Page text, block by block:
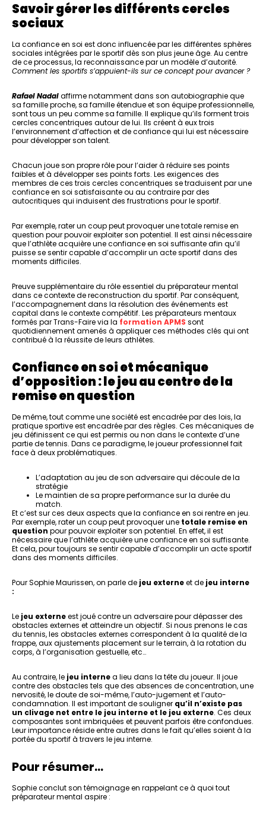
Savoir gérer les différents cercles
sociaux
La confiance en soi est donc influencée par les différentes sphères
sociales intégrées par le sportif dès son plus jeune âge. Au centre
de ce processus, la reconnaissance par un modèle d’autorité.
Comment les sportifs s’appuient-ils sur ce concept pour avancer ?
Rafael Nadalaffirme notamment dans son autobiographie que
sa famille proche, sa famille étendue et son équipe professionnelle,
sont tous un peu comme sa famille. Il explique qu’ils forment trois
cercles concentriques autour de lui. Ils créent à eux trois
l’environnement d’affection et de confiance qui lui est nécessaire
pour développer son talent.
Chacun joue son propre rôle pour l’aider à réduire ses points
faibles et à développer ses points forts. Les exigences des
membres de ces trois cercles concentriques se traduisent par une
confiance en soi satisfaisante ou au contraire par des
autocritiques qui induisent des frustrations pour le sportif.
Par exemple, rater un coup peut provoquer une totale remise en
question pour pouvoir exploiter son potentiel. Il est ainsi nécessaire
que l’athlète acquière une confiance en soi suffisante afin qu’il
puisse se sentir capable d’accomplir un acte sportif dans des
moments difficiles.
Preuve supplémentaire du rôle essentiel du préparateur mental
dans ce contexte de reconstruction du sportif. Par conséquent,
l’accompagnement dans la résolution des événements est
capital dans le contexte compétitif. Les préparateurs mentaux
formés par Trans-Faire via la formation APMS sont
quotidiennement amenés à appliquer ces méthodes clés qui ont
contribué à la réussite de leurs athlètes.
Confiance en soi et mécanique
d’opposition : le jeu au centre de la
remise en question
De même, tout comme une société est encadrée par des lois, la
pratique sportive est encadrée par des règles. Ces mécaniques de
jeu définissent ce qui est permis ou non dans le contexte d’une
partie de tennis. Dans ce paradigme, le joueur professionnel fait
face à deux problématiques.
L’adaptation au jeu de son adversaire qui découle de la
stratégie
Le maintien de sa propre performance sur la durée du
match.
Et c’est sur ces deux aspects que la confiance en soi rentre en jeu.
Par exemple, rater un coup peut provoquer une totale remise en
question pour pouvoir exploiter son potentiel. En effet, il est
nécessaire que l’athlète acquière une confiance en soi suffisante.
Et cela, pour toujours se sentir capable d’accomplir un acte sportif
dans des moments difficiles.
Pour Sophie Maurissen, on parle de jeu externeet de jeu interne
:
Le jeu externeest joué contre un adversaire pour dépasser des
obstacles externes et atteindre un objectif. Si nous prenons le cas
du tennis, les obstacles externes correspondent à la qualité de la
frappe, aux ajustements placement sur le terrain, à la rotation du
corps, à l’organisation gestuelle, etc…
Au contraire, le jeu internea lieu dans la tête du joueur. Il joue
contre des obstacles tels que des absences de concentration, une
nervosité, le doute de soi-même, l’auto-jugement et l’auto-
condamnation. Il est important de souligner qu’il n’existe pas
un clivage net entre le jeu interne et le jeu externe. Ces deux
composantes sont imbriquées et peuvent parfois être confondues.
Leur importance réside entre autres dans le fait qu’elles soient à la
portée du sportif à travers le jeu interne.
Pour résumer…
Sophie conclut son témoignage en rappelant ce à quoi tout
préparateur mental aspire :